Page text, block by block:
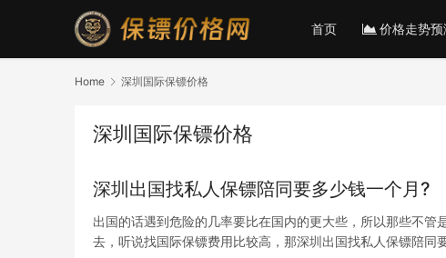
首页 价格走势预
Home 深圳国际保镖价格
深圳国际保镖价格
深圳出国找私人保镖陪同要多少钱一个月?
出国的话遇到危险的几率要比在国内的更大些，所以那些不
去，听说找国际保镖费用比较高，那深圳出国找私人保镖陪同